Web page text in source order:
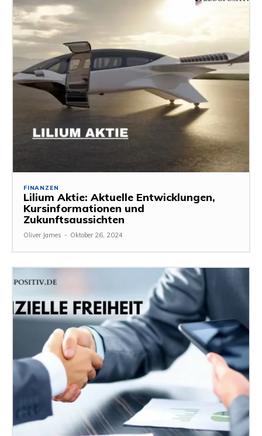
FINANZEN
Lilium Aktie: Aktuelle Entwicklungen,
Kursinformationen und
Zukunftsaussichten
Oliver James - Oktober 26, 2024